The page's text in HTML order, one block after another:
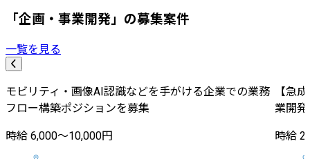
「企画・事業開発」の募集案件
一覧を見る
モビリティ・画像AI認識などを手がける企業での業務
フロー構築ポジションを募集
時給 6,000〜10,000円
【急
業開
時給